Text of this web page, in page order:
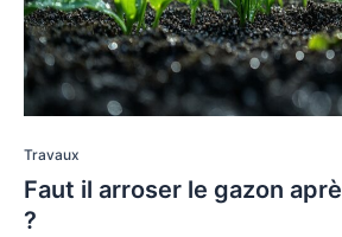
Travaux
Faut il arroser le gazon
?